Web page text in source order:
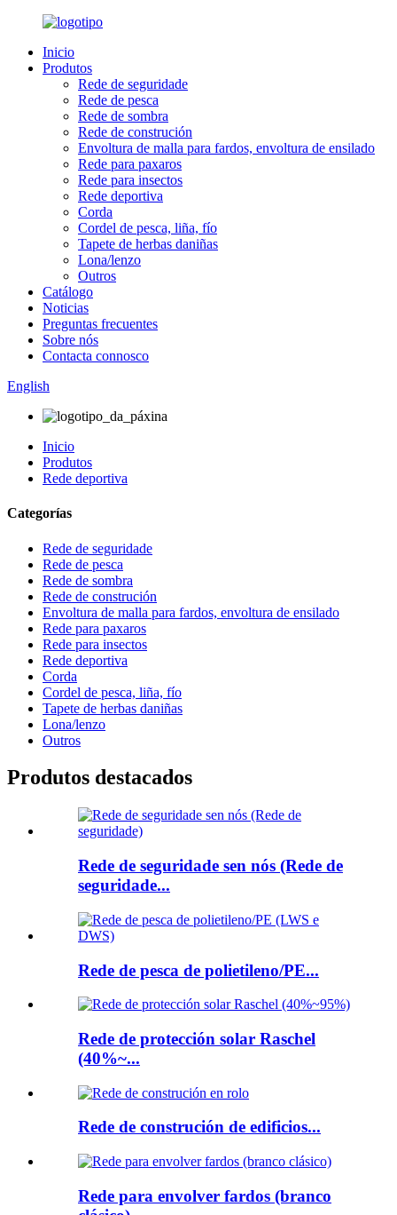
Inicio
Produtos
Rede de seguridade
Rede de pesca
Rede de sombra
Rede de construción
Envoltura de malla para fardos, envoltura de ensilado
Rede para paxaros
Rede para insectos
Rede deportiva
Corda
Cordel de pesca, liña, fío
Tapete de herbas daniñas
Lona/lenzo
Outros
Catálogo
Noticias
Preguntas frecuentes
Sobre nós
Contacta connosco
English
Inicio
Produtos
Rede deportiva
Categorías
Rede de seguridade
Rede de pesca
Rede de sombra
Rede de construción
Envoltura de malla para fardos, envoltura de ensilado
Rede para paxaros
Rede para insectos
Rede deportiva
Corda
Cordel de pesca, liña, fío
Tapete de herbas daniñas
Lona/lenzo
Outros
Produtos destacados
Rede de seguridade sen nós (Rede de
seguridade...
Rede de pesca de polietileno/PE...
Rede de protección solar Raschel
(40%~...
Rede de construción de edificios...
Rede para envolver fardos (branco